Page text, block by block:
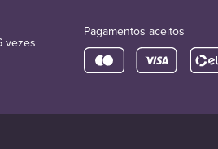
vezes
Pagamentos aceitos